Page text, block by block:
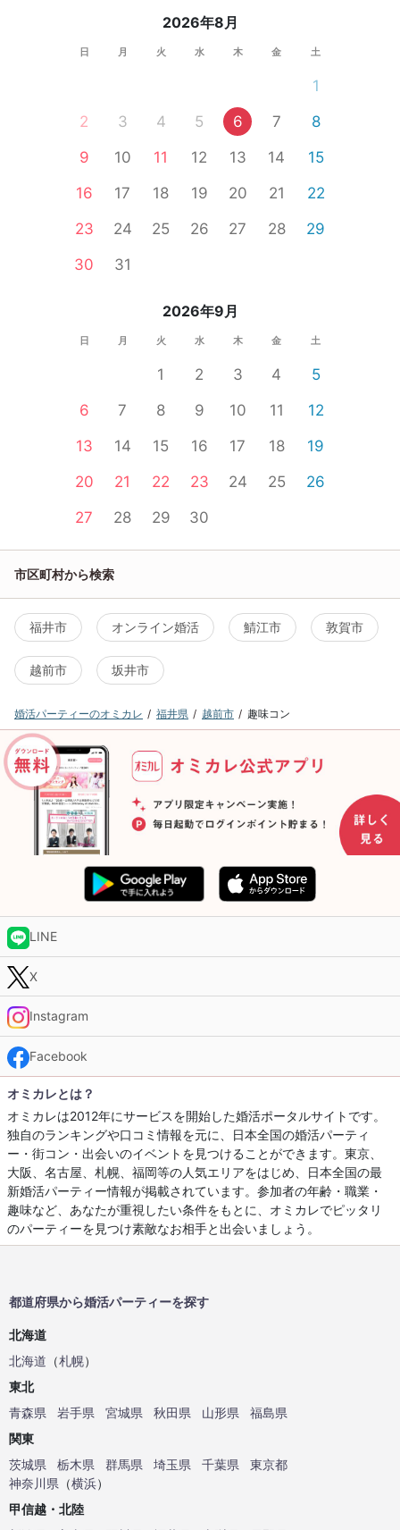
2026年8月
日 月 火 水 木 金 土
1
2
3 4 5 6 7
8
9
10 11 12 13 14
15
16
17 18 19 20 21
22
23
24 25 26 27 28
29
30
31
2026年9月
日 月 火 水 木 金 土
1 2 3 4
5
6
7 8 9 10 11
12
13
14 15 16 17 18
19
20
21 22 23 24 25
26
27
28 29 30
市区町村から検索
福井市 オンライン婚活 鯖江市 敦賀市
越前市 坂井市
婚活パーティーのオミカレ 福井県 越前市 趣味コン
LINE
X
Instagram
Facebook
オミカレとは？
オミカレは2012年にサービスを開始した婚活ポータルサイトです。
独自のランキングや口コミ情報を元に、日本全国の婚活パーティ
ー・街コン・出会いのイベントを見つけることができます。東京、
大阪、名古屋、札幌、福岡等の人気エリアをはじめ、日本全国の最
新婚活パーティー情報が掲載されています。参加者の年齢・職業・
趣味など、あなたが重視したい条件をもとに、オミカレでピッタリ
のパーティーを見つけ素敵なお相手と出会いましょう。
都道府県から婚活パーティーを探す
北海道
北海道 （札幌）
東北
青森県
岩手県 宮城県 秋田県 山形県
福島県
関東
茨城県
栃木県 群馬県 埼玉県 千葉県
東京都
神奈川県 （横浜）
甲信越・北陸